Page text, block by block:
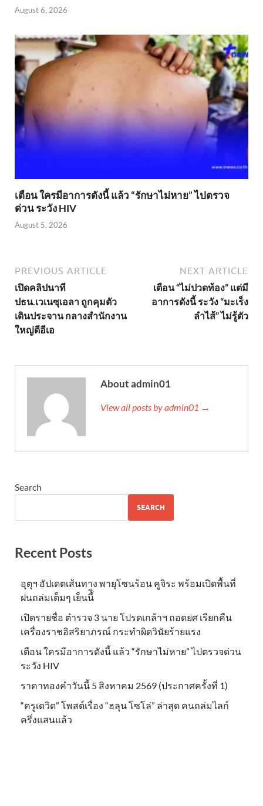
August 6, 2026
เตือน ใครมีอาการดังนี้ แล้ว “รักษาไม่หาย” ไปตรวจ
ด่วน ระวัง HIV
August 5, 2026
PREVIOUS ARTICLE
เปิดคลิปนาที
ปธน.เวเนซุเอลา ถูกคุมตัว
เดินประจาน กลางสำนักงาน
ใหญ่ดีอีเอ
NEXT ARTICLE
เตือน “ไม่ปวดท้อง” แต่มี
อาการดังนี้ ระวัง “มะเร็ง
ลำไส้” ไม่รู้ตัว
About admin01
View all posts by admin01 →
Search
SEARCH
Recent Posts
อุตุฯ อัปเดตเส้นทาง พายุโซนร้อน คูจิระ พร้อมเปิดพื้นที่
ฝนถล่มเต็มๆ เย็นนี้ิ
เปิดรายชื่อ ตำรวจ 3 นาย โปรดเกล้าฯ ถอดยศ เรียกคืน
เครื่องราชอิสริยาภรณ์ กระทำผิดวินัยร้ายแรง
เตือน ใครมีอาการดังนี้ แล้ว “รักษาไม่หาย” ไปตรวจด่วน
ระวัง HIV
ราคาทองคำวันนี้ 5 สิงหาคม 2569 (ประกาศครั้งที่ 1)
“ครูเดวิด” โพสต์เรื่อง “ฮลุน โซโล่” ล่าสุด คนถล่มไลก์
ครึ่งแสนแล้ว